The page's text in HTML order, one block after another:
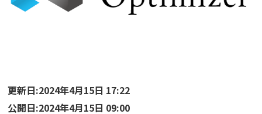
更新日:2024年4月15日 17:22
公開日:2024年4月15日 09:00